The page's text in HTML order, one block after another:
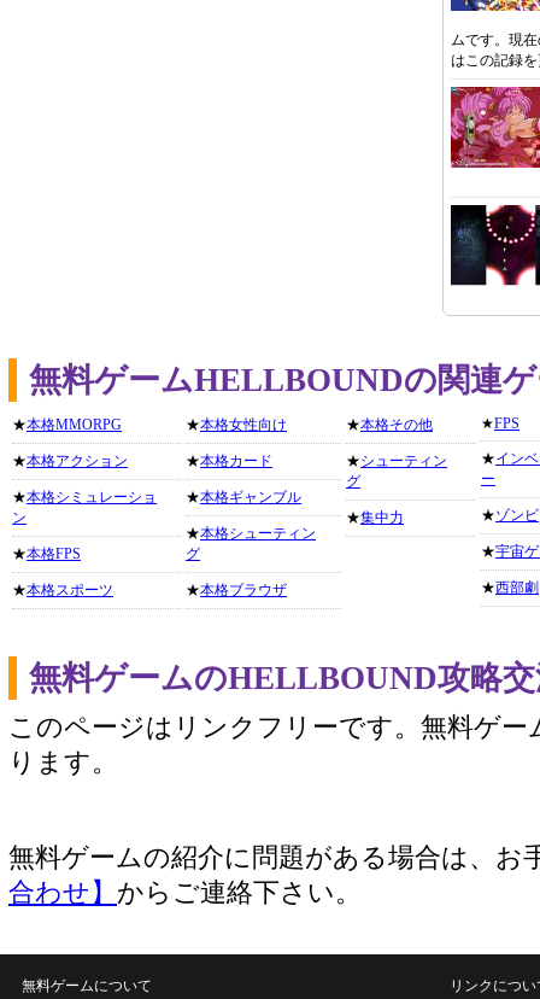
ムです。現
はこの記録
無料ゲームHELLBOUNDの関連
★本格MMORPG
★本格アクション
★本格シミュレーショ
ン
★本格FPS
★本格スポーツ
★本格女性向け
★本格カード
★本格ギャンブル
★本格シューティン
グ
★本格ブラウザ
★本格その他
★シューティン
グ
★集中力
★FPS
★イン
ー
★ゾンビ
★宇宙
★西部劇
無料ゲームのHELLBOUND攻略
このページはリンクフリーです。無料ゲー
ります。
無料ゲームの紹介に問題がある場合は、お
合わせ】 からご連絡下さい。
無料ゲームについて リンクについ